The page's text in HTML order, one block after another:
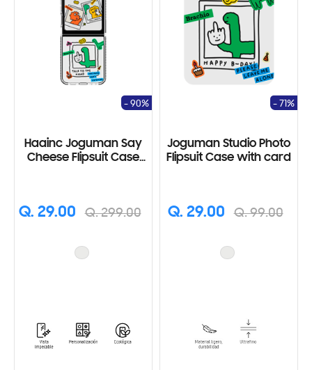
Haainc Joguman Say
Cheese Flipsuit Case
Q. 29.00 Q. 299.00
- 90%
Joguman Studio Photo
Flipsuit Case with card
Q. 29.00 Q. 99.00
- 71%